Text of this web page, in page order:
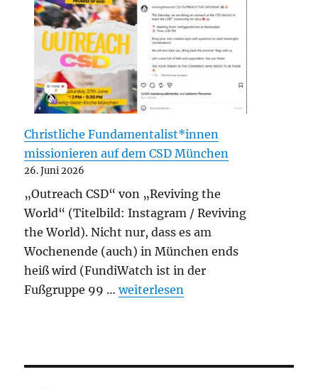
Christliche Fundamentalist*innen
missionieren auf dem CSD München
26. Juni 2026
„Outreach CSD“ von „Reviving the
World“ (Titelbild: Instagram / Reviving
the World). Nicht nur, dass es am
Wochenende (auch) in München ends
heiß wird (FundiWatch ist in der
Fußgruppe 99 …„Christliche
weiterlesen